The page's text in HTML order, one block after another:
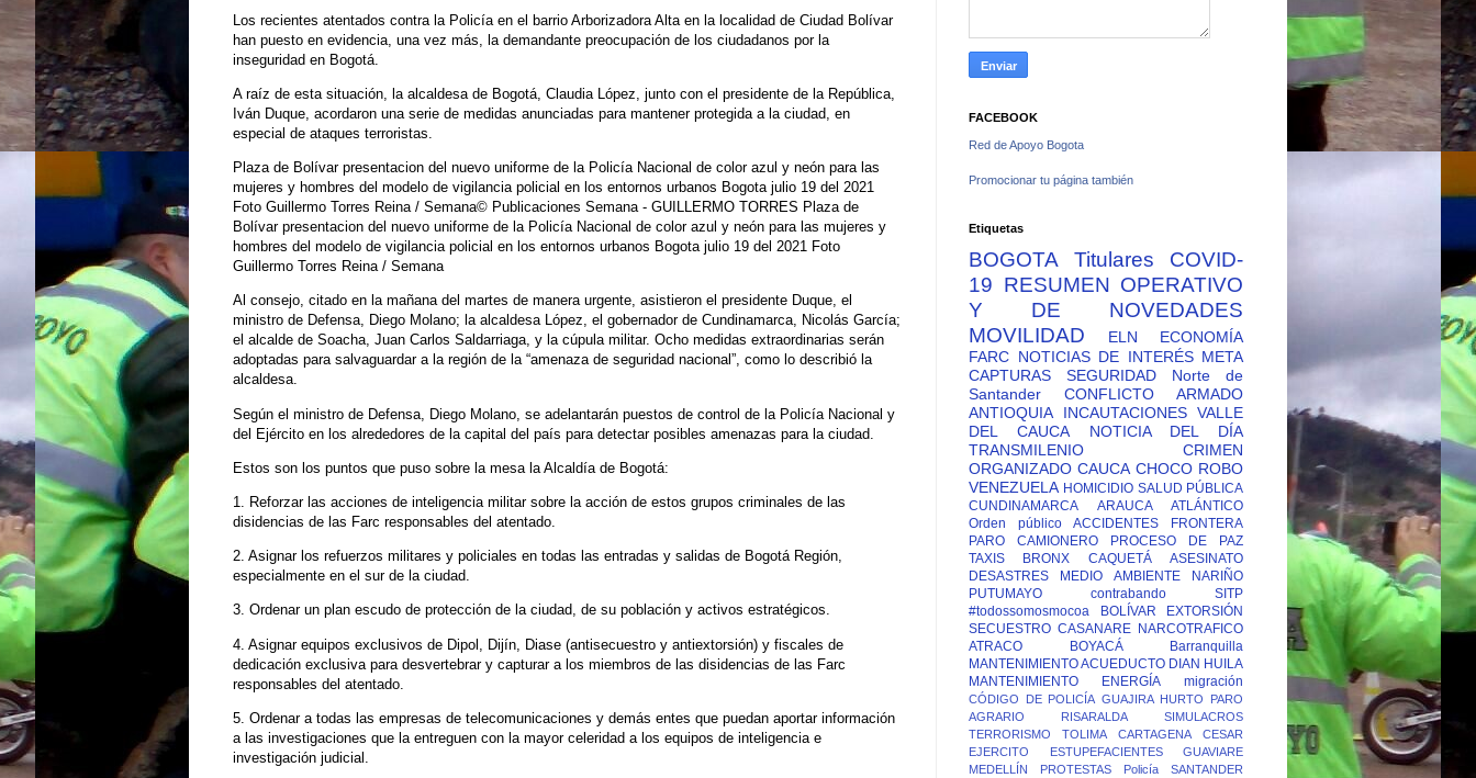
Los recientes atentados contra la Policía en el barrio Arborizadora Alta en la localidad de Ciudad Bolívar
han puesto en evidencia, una vez más, la demandante preocupación de los ciudadanos por la
inseguridad en Bogotá.
A raíz de esta situación, la alcaldesa de Bogotá, Claudia López, junto con el presidente de la República,
Iván Duque, acordaron una serie de medidas anunciadas para mantener protegida a la ciudad, en
especial de ataques terroristas.
Plaza de Bolívar presentacion del nuevo uniforme de la Policía Nacional de color azul y neón para las
mujeres y hombres del modelo de vigilancia policial en los entornos urbanos Bogota julio 19 del 2021
Foto Guillermo Torres Reina / Semana© Publicaciones Semana - GUILLERMO TORRES Plaza de
Bolívar presentacion del nuevo uniforme de la Policía Nacional de color azul y neón para las mujeres y
hombres del modelo de vigilancia policial en los entornos urbanos Bogota julio 19 del 2021 Foto
Guillermo Torres Reina / Semana
Al consejo, citado en la mañana del martes de manera urgente, asistieron el presidente Duque, el
ministro de Defensa, Diego Molano; la alcaldesa López, el gobernador de Cundinamarca, Nicolás García;
el alcalde de Soacha, Juan Carlos Saldarriaga, y la cúpula militar. Ocho medidas extraordinarias serán
adoptadas para salvaguardar a la región de la “amenaza de seguridad nacional”, como lo describió la
alcaldesa.
Según el ministro de Defensa, Diego Molano, se adelantarán puestos de control de la Policía Nacional y
del Ejército en los alrededores de la capital del país para detectar posibles amenazas para la ciudad.
Estos son los puntos que puso sobre la mesa la Alcaldía de Bogotá:
1. Reforzar las acciones de inteligencia militar sobre la acción de estos grupos criminales de las
disidencias de las Farc responsables del atentado.
2. Asignar los refuerzos militares y policiales en todas las entradas y salidas de Bogotá Región,
especialmente en el sur de la ciudad.
3. Ordenar un plan escudo de protección de la ciudad, de su población y activos estratégicos.
4. Asignar equipos exclusivos de Dipol, Dijín, Diase (antisecuestro y antiextorsión) y fiscales de
dedicación exclusiva para desvertebrar y capturar a los miembros de las disidencias de las Farc
responsables del atentado.
5. Ordenar a todas las empresas de telecomunicaciones y demás entes que puedan aportar información
a las investigaciones que la entreguen con la mayor celeridad a los equipos de inteligencia e
investigación judicial.
FACEBOOK
Red de Apoyo Bogota
Promocionar tu página también
Etiquetas
BOGOTA Titulares
COVID-
19 RESUMEN OPERATIVO
Y DE NOVEDADES
MOVILIDAD
ELN
ECONOMÍA
FARC NOTICIAS DE INTERÉS META
CAPTURAS
SEGURIDAD
Norte de
Santander
CONFLICTO ARMADO
ANTIOQUIA
INCAUTACIONES VALLE
DEL CAUCA
NOTICIA DEL DÍA
TRANSMILENIO
CRIMEN
ORGANIZADO CAUCA CHOCO ROBO
VENEZUELA HOMICIDIO SALUD PÚBLICA
CUNDINAMARCA
ARAUCA
ATLÁNTICO
Orden público
ACCIDENTES
FRONTERA
PARO CAMIONERO
PROCESO DE PAZ
TAXIS
BRONX CAQUETÁ
ASESINATO
DESASTRES
MEDIO AMBIENTE
NARIÑO
PUTUMAYO
contrabando
SITP
#todossomosmocoa
BOLÍVAR
EXTORSIÓN
SECUESTRO CASANARE NARCOTRAFICO
ATRACO
BOYACÁ
Barranquilla
MANTENIMIENTO ACUEDUCTO DIAN HUILA
MANTENIMIENTO ENERGÍA
migración
CÓDIGO DE POLICÍA GUAJIRA HURTO
PARO
AGRARIO
RISARALDA
SIMULACROS
TERRORISMO
TOLIMA CARTAGENA
CESAR
EJERCITO
ESTUPEFACIENTES
GUAVIARE
MEDELLÍN
PROTESTAS Policía
SANTANDER